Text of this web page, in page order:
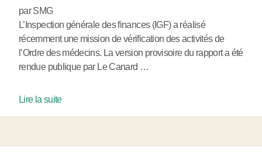
par SMG
L’Inspection générale des finances (IGF) a réalisé
récemment une mission de vérification des activités de
l’Ordre des médecins. La version provisoire du rapport a été
rendue publique par Le Canard …
Lire la suite